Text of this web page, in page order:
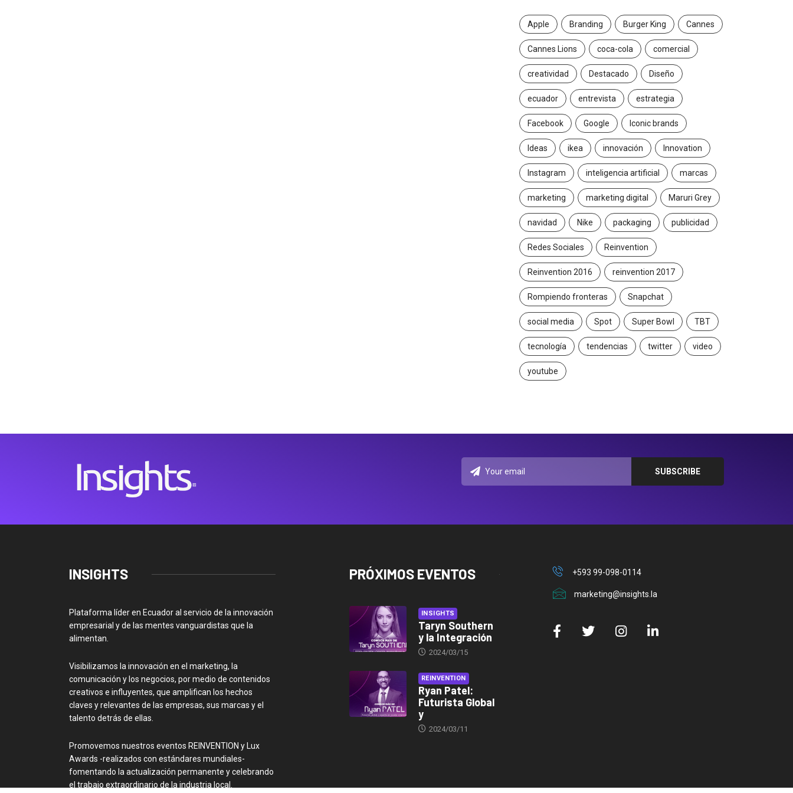
Apple Branding Burger King Cannes
Cannes Lions coca-cola comercial
creatividad Destacado Diseño
ecuador entrevista estrategia
Facebook Google Iconic brands
Ideas ikea innovación Innovation
Instagram inteligencia artificial marcas
marketing marketing digital Maruri Grey
navidad Nike packaging publicidad
Redes Sociales Reinvention
Reinvention 2016 reinvention 2017
Rompiendo fronteras Snapchat
social media Spot Super Bowl TBT
tecnología tendencias twitter video
youtube
INSIGHTS
Plataforma líder en Ecuador al servicio de la innovación
empresarial y de las mentes vanguardistas que la
alimentan.
Visibilizamos la innovación en el marketing, la
comunicación y los negocios, por medio de contenidos
creativos e influyentes, que amplifican los hechos
claves y relevantes de las empresas, sus marcas y el
talento detrás de ellas.
Promovemos nuestros eventos REINVENTION y Lux
Awards -realizados con estándares mundiales-
fomentando la actualización permanente y celebrando
el trabajo extraordinario de la industria local.
PRÓXIMOS EVENTOS
INSIGHTS
Taryn Southern
y la Integración
2024/03/15
REINVENTION
Ryan Patel:
Futurista Global
y
2024/03/11
+593 99-098-0114
marketing@insights.la